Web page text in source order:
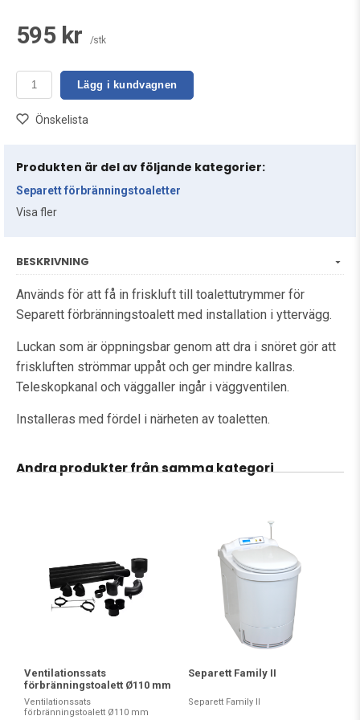
595 kr /stk
Lägg i kundvagnen
Önskelista
Produkten är del av följande kategorier:
Separett förbränningstoaletter
Visa fler
BESKRIVNING
Används för att få in friskluft till toalettutrymmer för
Separett förbränningstoalett med installation i yttervägg.
Luckan som är öppningsbar genom att dra i snöret gör att
friskluften strömmar uppåt och ger mindre kallras.
Teleskopkanal och väggaller ingår i väggventilen.
Installeras med fördel i närheten av toaletten.
Andra produkter från samma kategori
Ventilationssats
förbränningstoalett Ø110 mm
Ventilationssats
förbränningstoalett Ø110 mm
Separett Family II
Separett Family II